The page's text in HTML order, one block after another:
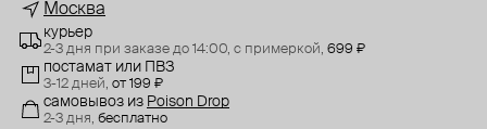
Москва
курьер
2-3 дня при заказе до 14:00, с примеркой, 699 ₽
постамат или ПВЗ
3-12 дней, от 199 ₽
самовывоз из Poison Drop
2-3 дня, бесплатно